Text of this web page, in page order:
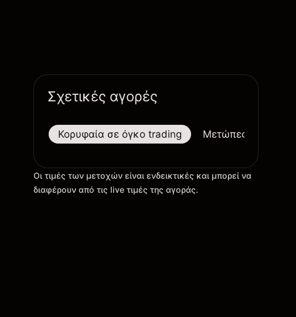
Σχετικές αγορές
Κορυφαία σε όγκο trading Μετώπες
Οι τιμές των μετοχών είναι ενδεικτικές και μπορεί να
διαφέρουν από τις live τιμές της αγοράς.